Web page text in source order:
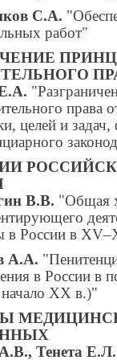
С.А.
работ"
права
целей и
В.В. "Общая
в России в
А.А.
в России в
XX в.)"
Тенета Е.Л.